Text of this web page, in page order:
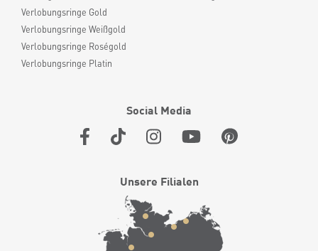
Verlobungsringe Gold
Verlobungsringe Weißgold
Verlobungsringe Roségold
Verlobungsringe Platin
Social Media
Unsere Filialen